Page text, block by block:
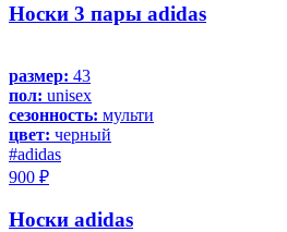
Носки 3 пары adidas
размер: 43
пол: unisex
сезонность: мульти
цвет: черный
#adidas
900 ₽
Носки adidas